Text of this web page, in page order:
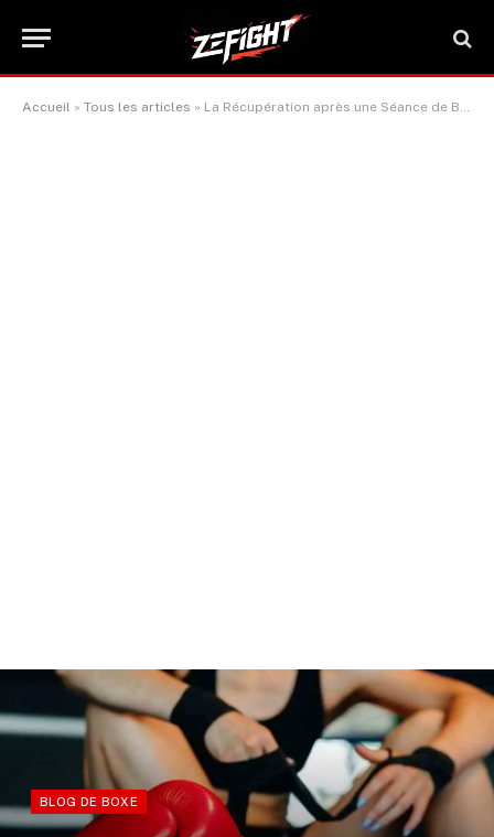
Accueil » Tous les articles » La Récupération après une Séance de Boxe : Votre Guide
BLOG DE BOXE